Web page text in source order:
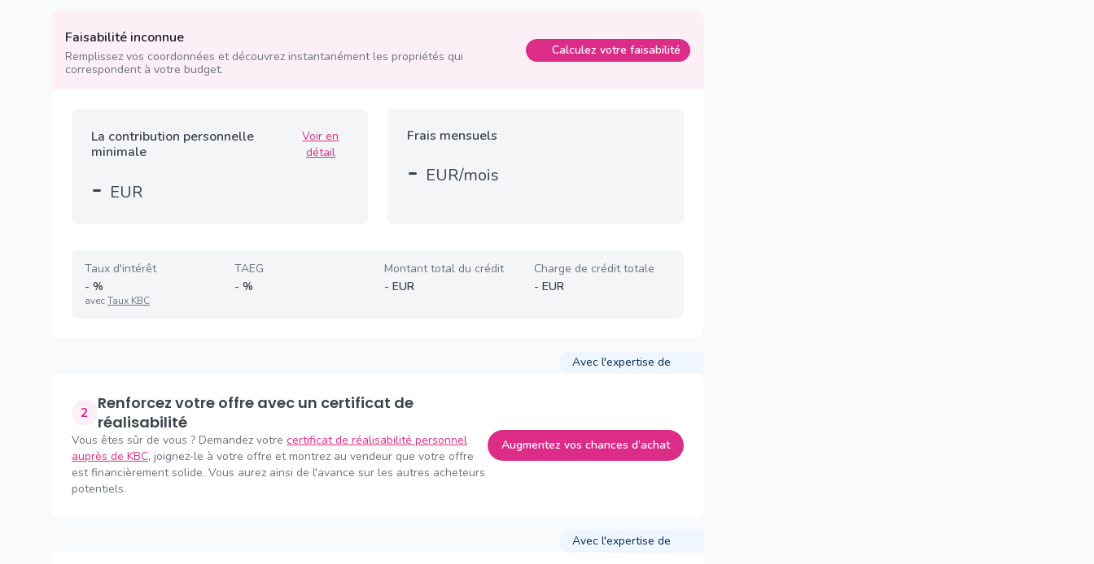
Faisabilité inconnue
Remplissez vos coordonnées et découvrez instantanément les propriétés qui
correspondent à votre budget.
Calculez votre faisabilité
La contribution personnelle
minimale
Voir en
détail
- EUR
Frais mensuels
- EUR/mois
Taux d'intérêt
- %
avecTaux KBC
TAEG
- %
Montant total du crédit
- EUR
Charge de crédit totale
- EUR
Avec l'expertise de
2 Renforcez votre offre avec un certificat de
réalisabilité
Vous êtes sûr de vous ? Demandez votre certificat de réalisabilité personnel
auprès de KBC, joignez-le à votre offre et montrez au vendeur que votre offre
est financièrement solide. Vous aurez ainsi de l'avance sur les autres acheteurs
potentiels.
Augmentez vos chances d’achat
Avec l'expertise de